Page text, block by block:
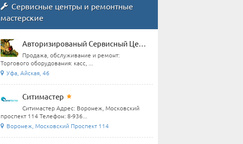
Сервисные центры и ремонтные
мастерские
Авторизированый Сервисный Центр
Продажа, обслуживание и ремонт:
Торгового оборудования: касс, ...
Уфа, Айская, 46
Ситимастер
Ситимастер Адрес: Воронеж, Московский
проспект 114 Телефон: 8-936...
Воронеж, Московский Проспект 114